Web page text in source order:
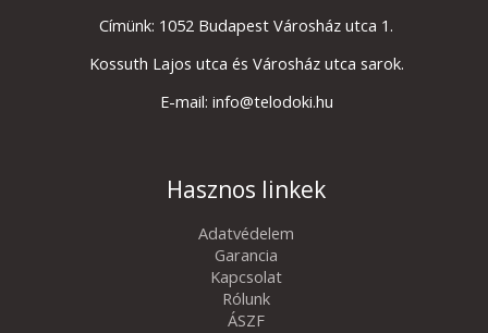
Címünk: 1052 Budapest Városház utca 1.
Kossuth Lajos utca és Városház utca sarok.
E-mail: info@telodoki.hu
Hasznos linkek
Adatvédelem
Garancia
Kapcsolat
Rólunk
ÁSZF